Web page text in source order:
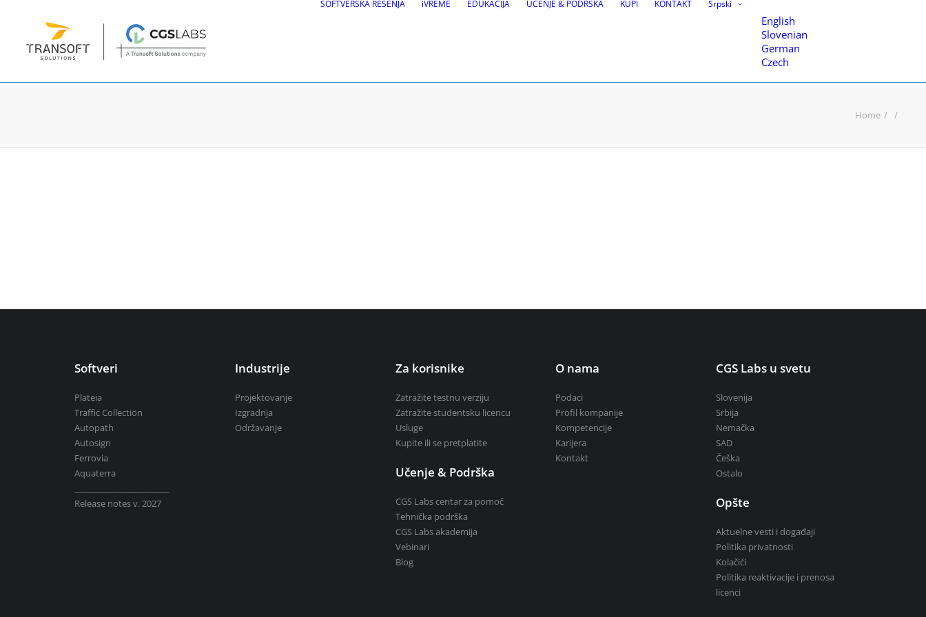
SOFTVERSKA REŠENJA iVREME EDUKACIJA UČENJE & PODRŠKA KUPI KONTAKT Srpski
English
Slovenian
German
Czech
Home
Softveri
Plateia
Traffic Collection
Autopath
Autosign
Ferrovia
Aquaterra
Release notes v. 2027
Industrije
Projektovanje
Izgradnja
Održavanje
Za korisnike
Zatražite testnu verziju
Zatražite studentsku licencu
Usluge
Kupite ili se pretplatite
Učenje & Podrška
CGS Labs centar za pomoč
Tehnička podrška
CGS Labs akademija
Vebinari
Blog
O nama
Podaci
Profil kompanije
Kompetencije
Karijera
Kontakt
CGS Labs u svetu
Slovenija
Srbija
Nemačka
SAD
Češka
Ostalo
Opšte
Aktuelne vesti i događaji
Politika privatnosti
Kolačići
Politika reaktivacije i prenosa
licenci
| 2D i 3D projektovanje
Zatražite testnu verziju